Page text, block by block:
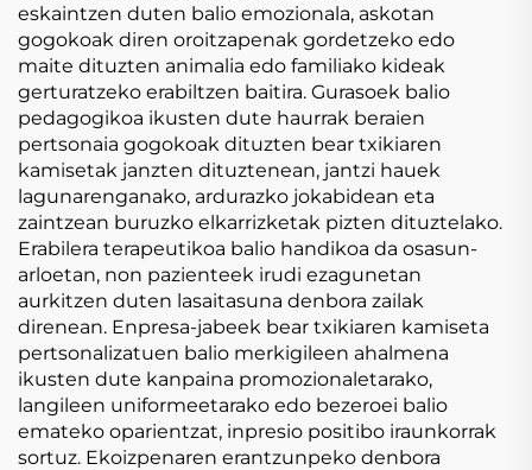
eskaintzen duten balio emozionala, askotan
gogokoak diren oroitzapenak gordetzeko edo
maite dituzten animalia edo familiako kideak
gerturatzeko erabiltzen baitira. Gurasoek balio
pedagogikoa ikusten dute haurrak beraien
pertsonaia gogokoak dituzten bear txikiaren
kamisetak janzten dituztenean, jantzi hauek
lagunarenganako, ardurazko jokabidean eta
zaintzean buruzko elkarrizketak pizten dituztelako.
Erabilera terapeutikoa balio handikoa da osasun-
arloetan, non pazienteek irudi ezagunetan
aurkitzen duten lasaitasuna denbora zailak
direnean. Enpresa-jabeek bear txikiaren kamiseta
pertsonalizatuen balio merkigileen ahalmena
ikusten dute kanpaina promozionaletarako,
langileen uniformeetarako edo bezeroei balio
emateko oparientzat, inpresio positibo iraunkorrak
sortuz. Ekoizpenaren erantzunpeko denbora